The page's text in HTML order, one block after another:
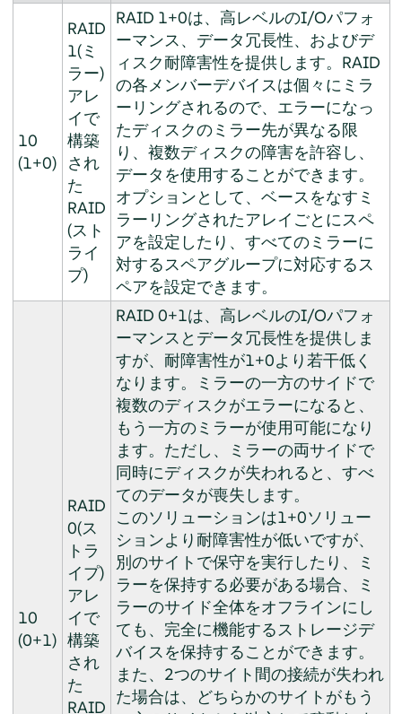
10
(1+0)
RAID
1(ミ
ラー)
アレ
イで
構築
され
た
RAID
(スト
ライ
プ)
RAID 1+0は、高レベルのI/Oパフォ
ーマンス、データ冗長性、およびデ
ィスク耐障害性を提供します。RAID
の各メンバーデバイスは個々にミラ
ーリングされるので、エラーになっ
たディスクのミラー先が異なる限
り、複数ディスクの障害を許容し、
データを使用することができます。
オプションとして、ベースをなすミ
ラーリングされたアレイごとにスペ
アを設定したり、すべてのミラーに
対するスペアグループに対応するス
ペアを設定できます。
10
(0+1)
RAID
0(ス
トラ
イプ)
アレ
イで
構築
され
た
RAID
RAID 0+1は、高レベルのI/Oパフォ
ーマンスとデータ冗長性を提供しま
すが、耐障害性が1+0より若干低く
なります。ミラーの一方のサイドで
複数のディスクがエラーになると、
もう一方のミラーが使用可能になり
ます。ただし、ミラーの両サイドで
同時にディスクが失われると、すべ
てのデータが喪失します。
このソリューションは1+0ソリュー
ションより耐障害性が低いですが、
別のサイトで保守を実行したり、ミ
ラーを保持する必要がある場合、ミ
ラーのサイド全体をオフラインにし
ても、完全に機能するストレージデ
バイスを保持することができます。
また、2つのサイト間の接続が失われ
た場合は、どちらかのサイトがもう